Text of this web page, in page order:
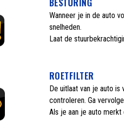
Wanneer je in de auto
snelheden.
Laat de
ROETFILTER
De uitlaat van je auto
controleren. Ga
Als je aan je auto